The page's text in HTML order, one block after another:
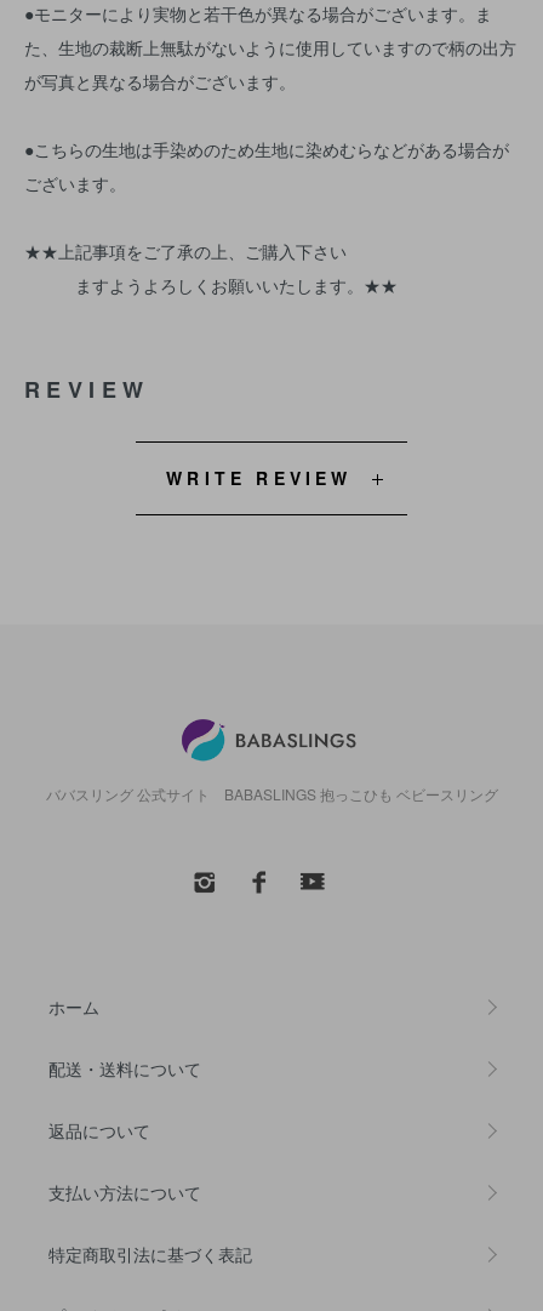
●モニターにより実物と若干色が異なる場合がございます。ま
た、生地の裁断上無駄がないように使用していますので柄の出方
が写真と異なる場合がございます。
●こちらの生地は手染めのため生地に染めむらなどがある場合が
ございます。
★★上記事項をご了承の上、ご購入下さい
ますようよろしくお願いいたします。★★
REVIEW
WRITE REVIEW
ババスリング 公式サイト BABASLINGS 抱っこひも ベビースリング
ホーム
配送・送料について
返品について
支払い方法について
特定商取引法に基づく表記